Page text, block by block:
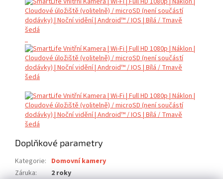
Doplňkové parametry
Kategorie: Domovní kamery
Záruka: 2 roky